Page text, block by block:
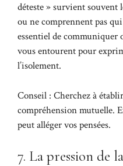
déteste » survient souvent
ou ne comprennent pas
essentiel de communiquer
vous entourent pour
l’isolement.
Conseil : Cherchez à
compréhension mutuelle.
peut alléger vos pensées.
7. La pression de